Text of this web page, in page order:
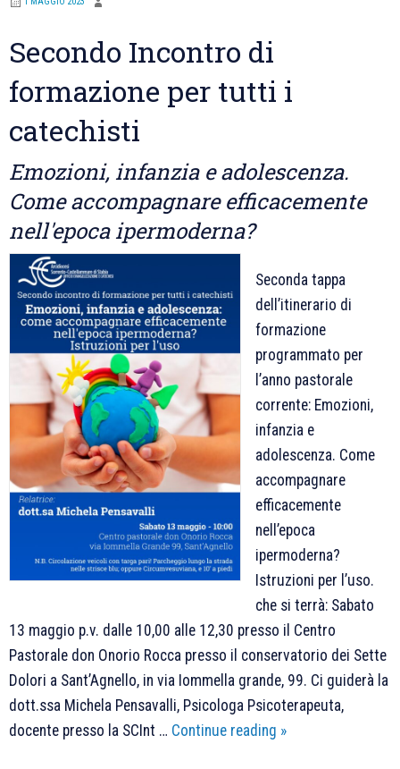
Secondo Incontro di
formazione per tutti i
catechisti
Emozioni, infanzia e adolescenza.
Come accompagnare efficacemente
nell'epoca ipermoderna?
Seconda tappa
dell’itinerario di
formazione
programmato per
l’anno pastorale
corrente: Emozioni,
infanzia e
adolescenza. Come
accompagnare
efficacemente
nell’epoca
ipermoderna?
Istruzioni per l’uso.
che si terrà: Sabato
13 maggio p.v. dalle 10,00 alle 12,30 presso il Centro
Pastorale don Onorio Rocca presso il conservatorio dei Sette
Dolori a Sant’Agnello, in via Iommella grande, 99. Ci guiderà la
dott.ssa Michela Pensavalli, Psicologa Psicoterapeuta,
docente presso la SCInt … Continue reading Secondo
»